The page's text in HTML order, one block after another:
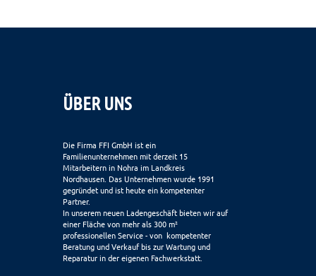
ÜBER UNS
Die Firma FFI GmbH ist ein
Familienunternehmen mit derzeit 15
Mitarbeitern in Nohra im Landkreis
Nordhausen. Das Unternehmen wurde 1991
gegründet und ist heute ein kompetenter
Partner.
In unserem neuen Ladengeschäft bieten wir auf
einer Fläche von mehr als 300 m²
professionellen Service - von kompetenter
Beratung und Verkauf bis zur Wartung und
Reparatur in der eigenen Fachwerkstatt.